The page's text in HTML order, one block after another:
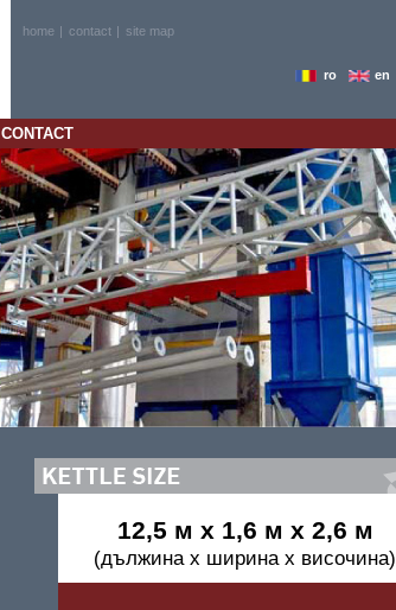
home | contact | site map
ro en
CONTACT
12,5 м x 1,6 м x 2,6 м
(дължина x ширина x височина)